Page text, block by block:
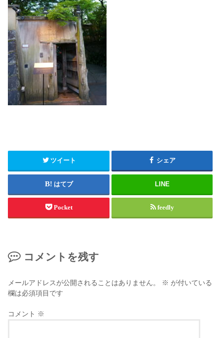
ツイート シェア
はてブ LINE
Pocket feedly
コメントを残す
メールアドレスが公開されることはありません。 ※ が付いている
欄は必須項目です
コメント ※